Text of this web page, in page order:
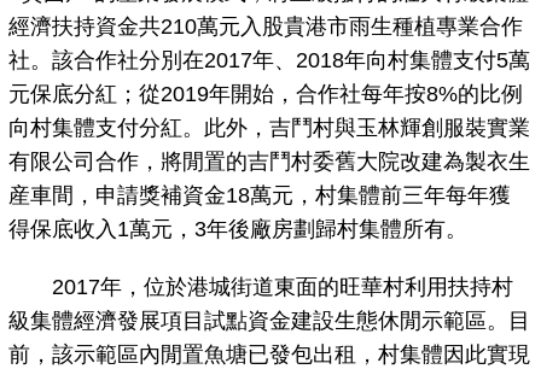
經濟扶持資金共210萬元入股貴港市雨生種植專業合作
社。該合作社分別在2017年、2018年向村集體支付5萬
元保底分紅；從2019年開始，合作社每年按8%的比例
向村集體支付分紅。此外，吉鬥村與玉林輝創服裝實業
有限公司合作，將閒置的吉鬥村委舊大院改建為製衣生
産車間，申請獎補資金18萬元，村集體前三年每年獲
得保底收入1萬元，3年後廠房劃歸村集體所有。
2017年，位於港城街道東面的旺華村利用扶持村
級集體經濟發展項目試點資金建設生態休閒示範區。目
前，該示範區內閒置魚塘已發包出租，村集體因此實現